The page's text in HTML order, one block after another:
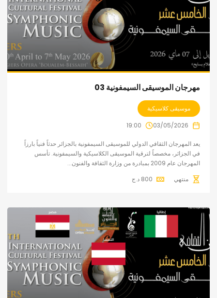
مهرجان الموسيقى السيمفونية 03
موسيقى كلاسيكية
03/05/2026
19:00
يعد المهرجان الثقافي الدولي للموسيقى السيمفونية بالجزائر حدثاً فنياً بارزاً
في الجزائر، مخصصاً لترقية الموسيقى الكلاسيكية والسيمفونية. تأسس
المهرجان عام 2009 بمبادرة من وزارة الثقافة والفنون...
منتهي
800 د.ج